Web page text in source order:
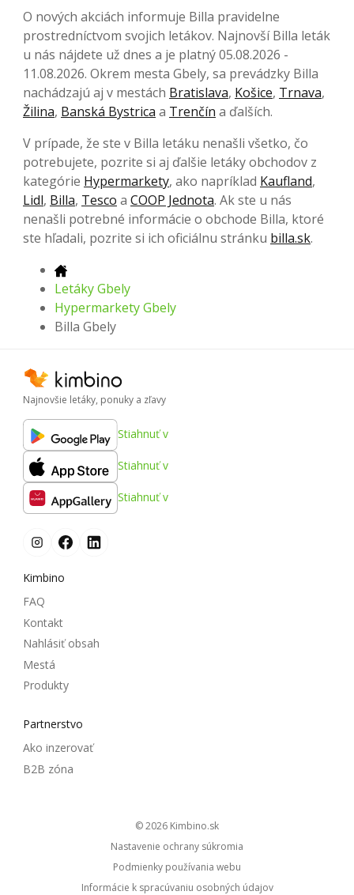
O nových akciách informuje Billa pravidelne
prostredníctvom svojich letákov. Najnovší Billa leták
u nás nájdete už dnes a je platný 05.08.2026 -
11.08.2026. Okrem mesta Gbely, sa prevádzky Billa
nachádzajú aj v mestách Bratislava, Košice, Trnava,
Žilina, Banská Bystrica a Trenčín a ďalších.
V prípade, že ste v Billa letáku nenašli všetko, čo
potrebujete, pozrite si aj ďalšie letáky obchodov z
kategórie Hypermarkety, ako napríklad Kaufland,
Lidl, Billa, Tesco a COOP Jednota. Ak ste u nás
nenašli potrebné informácie o obchode Billa, ktoré
ste hľadali, pozrite si ich oficiálnu stránku billa.sk.
Letáky Gbely
Hypermarkety Gbely
Billa Gbely
Najnovšie letáky, ponuky a zľavy
Stiahnuť v
Stiahnuť v
Stiahnuť v
Kimbino
FAQ
Kontakt
Nahlásiť obsah
Mestá
Produkty
Partnerstvo
Ako inzerovať
B2B zóna
© 2026
kimbino.sk
Nastavenie ochrany súkromia
Podmienky používania webu
Informácie k spracúvaniu osobných údajov